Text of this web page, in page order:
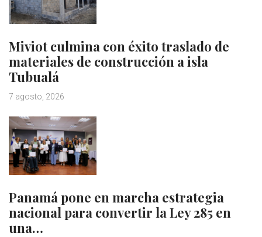
Miviot culmina con éxito traslado de
materiales de construcción a isla
Tubualá
7 agosto, 2026
Panamá pone en marcha estrategia
nacional para convertir la Ley 285 en
una…